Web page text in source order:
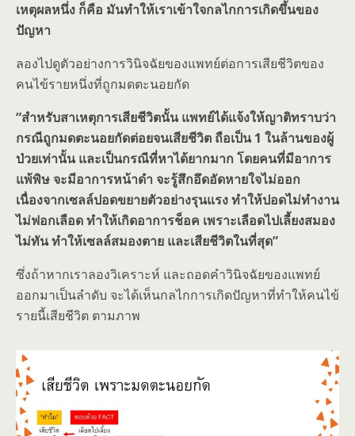
เหตุผลหนึ่ง ก็คือ มันทำให้เราเข้าใจกลไกการเกิดขึ้นของ
ปัญหา
ลองไปดูตัวอย่างการวินิจฉัยของแพทย์ต่อการเสียชีวิตของ
คนไข้รายหนึ่งที่ถูกมดตะนอยกัด
“สำหรับสาเหตุการเสียชีวิตนั้น แพทย์ได้แจ้งให้ญาติทราบว่า
กรณีถูกมดตะนอยกัดต่อยจนเสียชีวิต ถือเป็น 1 ในล้านของผู้
ป่วยเท่านั้น และเป็นกรณีที่หาได้ยากมาก โดยคนที่มีอาการ
แพ้พิษ จะมีอาการหน้าดำ จะรู้สึกอึดอัดหายใจไม่ออก
เนื่องจากเซลล์ปอดขยายตัวอย่างรุนแรง ทำให้ปอดไม่ทำงาน
ไม่ฟอกเลือด ทำให้เกิดอาการช็อค เพราะเลือดไปเลี้ยงสมอง
ไม่ทัน ทำให้เซลล์สมองตาย และเสียชีวิตในที่สุด”
ซึ่งถ้าหากเราลองวิเคราะห์ และถอดคำวินิจฉัยของแพทย์
ออกมาเป็นลำดับ จะได้เห็นกลไกการเกิดปัญหาที่ทำให้คนไข้
รายนี้เสียชีวิต ตามภาพ